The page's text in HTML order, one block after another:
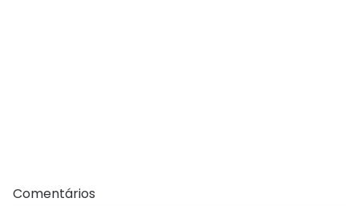
Comentários